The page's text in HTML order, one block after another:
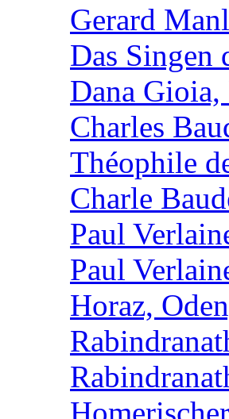
Gerard
Das Singen
Dana
Charles
Théophile
Charle
Paul
Paul
Horaz,